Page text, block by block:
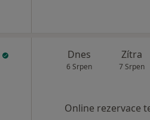
Dnes
6 Srpen
Zítra
7 Srpen
Online rezervace